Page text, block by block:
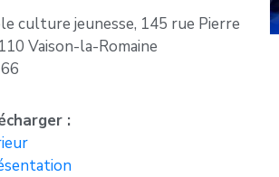
culture jeunesse, 145 rue Pierre
Vaison-la-Romaine
: